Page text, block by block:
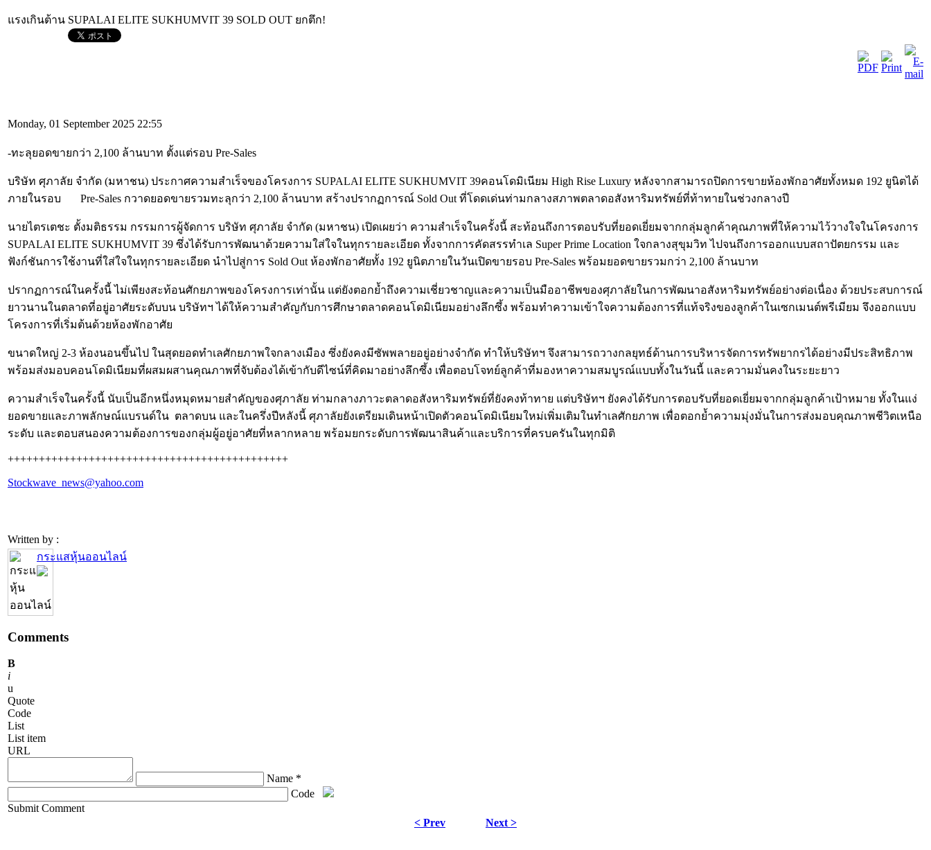
แรงเกินต้าน SUPALAI ELITE SUKHUMVIT 39 SOLD OUT ยกตึก!
Monday, 01 September 2025 22:55
-ทะลุยอดขายกว่า 2,100 ล้านบาท ตั้งแต่รอบ Pre-Sales
บริษัท ศุภาลัย จำกัด (มหาชน) ประกาศความสำเร็จของโครงการ SUPALAI ELITE SUKHUMVIT 39คอนโดมิเนียม High Rise Luxury หลังจากสามารถปิดการขายห้องพักอาศัยทั้งหมด 192 ยูนิตได้
ภายในรอบ Pre-Sales กวาดยอดขายรวมทะลุกว่า 2,100 ล้านบาท สร้างปรากฏการณ์ Sold Out ที่โดดเด่นท่ามกลางสภาพตลาดอสังหาริมทรัพย์ที่ท้าทายในช่วงกลางปี
นายไตรเตชะ ตั้งมติธรรม กรรมการผู้จัดการ บริษัท ศุภาลัย จำกัด (มหาชน) เปิดเผยว่า ความสำเร็จในครั้งนี้ สะท้อนถึงการตอบรับที่ยอดเยี่ยมจากกลุ่มลูกค้าคุณภาพที่ให้ความไว้วางใจในโครงการ
SUPALAI ELITE SUKHUMVIT 39 ซึ่งได้รับการพัฒนาด้วยความใส่ใจในทุกรายละเอียด ทั้งจากการคัดสรรทำเล Super Prime Location ใจกลางสุขุมวิท ไปจนถึงการออกแบบสถาปัตยกรรม และ
ฟังก์ชันการใช้งานที่ใส่ใจในทุกรายละเอียด นำไปสู่การ Sold Out ห้องพักอาศัยทั้ง 192 ยูนิตภายในวันเปิดขายรอบ Pre-Sales พร้อมยอดขายรวมกว่า 2,100 ล้านบาท
ปรากฏการณ์ในครั้งนี้ ไม่เพียงสะท้อนศักยภาพของโครงการเท่านั้น แต่ยังตอกย้ำถึงความเชี่ยวชาญและความเป็นมืออาชีพของศุภาลัยในการพัฒนาอสังหาริมทรัพย์อย่างต่อเนื่อง ด้วยประสบการณ์
ยาวนานในตลาดที่อยู่อาศัยระดับบน บริษัทฯ ได้ให้ความสำคัญกับการศึกษาตลาดคอนโดมิเนียมอย่างลึกซึ้ง พร้อมทำความเข้าใจความต้องการที่แท้จริงของลูกค้าในเซกเมนต์พรีเมียม จึงออกแบบ
โครงการที่เริ่มต้นด้วยห้องพักอาศัย
ขนาดใหญ่ 2-3 ห้องนอนขึ้นไป ในสุดยอดทำเลศักยภาพใจกลางเมือง ซึ่งยังคงมีซัพพลายอยู่อย่างจำกัด ทำให้บริษัทฯ จึงสามารถวางกลยุทธ์ด้านการบริหารจัดการทรัพยากรได้อย่างมีประสิทธิภาพ
พร้อมส่งมอบคอนโดมิเนียมที่ผสมผสานคุณภาพที่จับต้องได้เข้ากับดีไซน์ที่คิดมาอย่างลึกซึ้ง เพื่อตอบโจทย์ลูกค้าที่มองหาความสมบูรณ์แบบทั้งในวันนี้ และความมั่นคงในระยะยาว
ความสำเร็จในครั้งนี้ นับเป็นอีกหนึ่งหมุดหมายสำคัญของศุภาลัย ท่ามกลางภาวะตลาดอสังหาริมทรัพย์ที่ยังคงท้าทาย แต่บริษัทฯ ยังคงได้รับการตอบรับที่ยอดเยี่ยมจากกลุ่มลูกค้าเป้าหมาย ทั้งในแง่
ยอดขายและภาพลักษณ์แบรนด์ใน ตลาดบน และในครึ่งปีหลังนี้ ศุภาลัยยังเตรียมเดินหน้าเปิดตัวคอนโดมิเนียมใหม่เพิ่มเติมในทำเลศักยภาพ เพื่อตอกย้ำความมุ่งมั่นในการส่งมอบคุณภาพชีวิตเหนือ
ระดับ และตอบสนองความต้องการของกลุ่มผู้อยู่อาศัยที่หลากหลาย พร้อมยกระดับการพัฒนาสินค้าและบริการที่ครบครันในทุกมิติ
+++++++++++++++++++++++++++++++++++++++++++++
Stockwave_news@yahoo.com
Written by :
กระแสหุ้นออนไลน์
Comments
B
i
u
Quote
Code
List
List item
URL
Name *
Code
Submit Comment
< Prev
Next >